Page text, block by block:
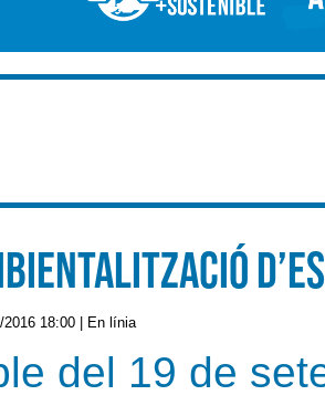
2016 18:00 En línia
del 19 de